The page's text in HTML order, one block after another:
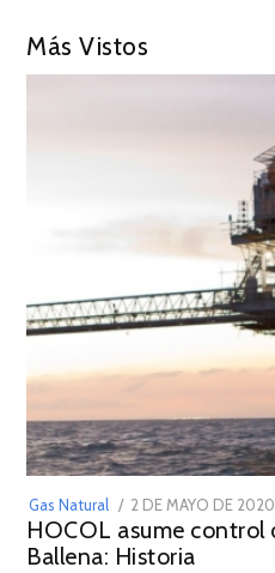
Más Vistos
Gas Natural
POSTED
ON
2 DE MAYO DE 2020
HOCOL asume control
Ballena: Historia